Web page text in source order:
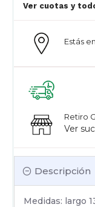
Descripción
Medidas: largo
Estás en
Retiro
Ver